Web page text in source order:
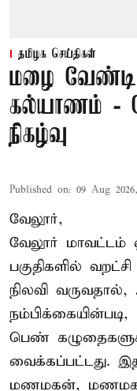
தமிழக செய்திகள்
மழை வேண்டி
கல்யாணம் -
நிகழ்வு
Published on: 09 Aug
வேலூர்,
வேலூர் மாவட்டம்
பகுதிகளில்
நிலவி வருவதால்,
பெண்
வைக்கப்பட்டது.
மணமகன்,